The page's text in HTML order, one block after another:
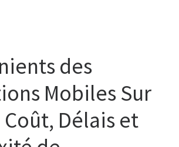
des
Mobiles Sur
Coût, Délais et